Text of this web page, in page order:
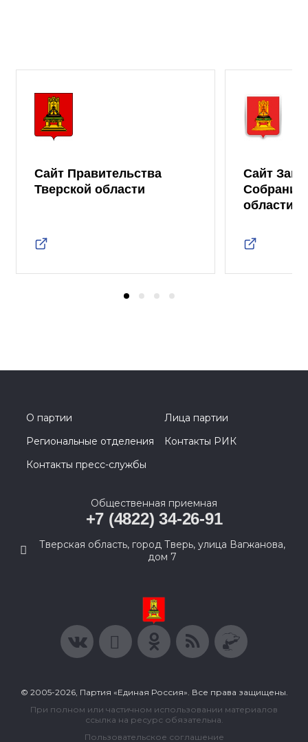
Сайт Правительства
Тверской области
Сайт
Собрания
области
О партии
Лица партии
Региональные отделения
Контакты РИК
Контакты пресс-службы
Общественная приемная
+7 (4822) 34-26-91
Тверская область, город Тверь, улица Вагжанова,
дом 7
© 2005-2026, Партия «Единая Россия». Все права защищены.
При полном или частичном использовании материалов
ссылка на ресурс обязательна.
Пользовательское соглашение